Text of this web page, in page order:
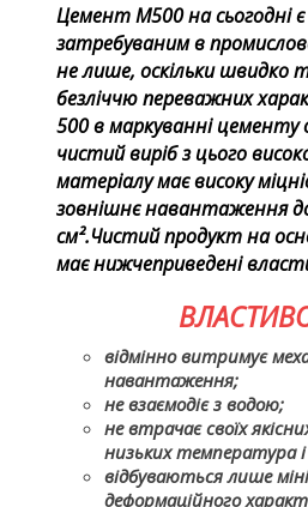
Цемент М500 на сьогодні
затребуваним в
не лише, оскільки швидко
безліччю переважних
500 в маркуванні цементу
чистий виріб з цього
матеріалу має високу
зовнішнє навантаження
см².Чистий продукт на
має нижчеприведені
відмінно витримує
навантаження;
не взаємодіє з водою;
не втрачає своїх
низьких температура
відбуваються лише
деформаційного